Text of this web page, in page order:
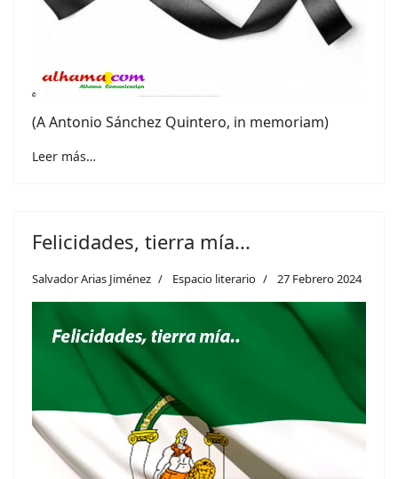
(A Antonio Sánchez Quintero, in memoriam)
Leer más…
Felicidades, tierra mía...
Salvador Arias Jiménez Espacio literario 27 Febrero 2024